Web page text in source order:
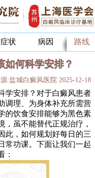
症状 病因 路线
如何科学安排？
:盐城白癜风医院 2025-12-18
安排？对于白癜风患者
调理、为身体补充所需营
的饮食安排能够为黑色素
，虽不能替代正规治疗，
此，如何规划好每日的三
常功课。下面让我们一起
：